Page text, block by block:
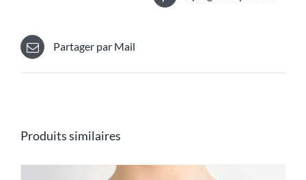
Partager par Mail
Produits similaires